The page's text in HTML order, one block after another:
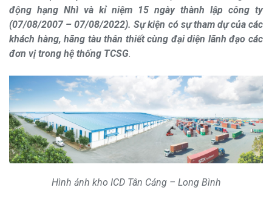
động hạng Nhì và kỉ niệm 15 ngày thành lập công ty
(07/08/2007 – 07/08/2022). Sự kiện có sự tham dự của các
khách hàng, hãng tàu thân thiết cùng đại diện lãnh đạo các
đơn vị trong hệ thống TCSG.
Hình ảnh kho ICD Tân Cảng – Long Bình